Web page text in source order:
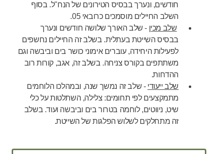
חודשים, ונערך בבסיס הטירונים של הנח"ל. בסוף
השלב החיילים מוסמכים כרובאי 05.
שלב מכין - שלב האורך שלושה חודשים ונערך
בבסיס השייטת בעתלית. בשלב זה החיילים נחשפים
לפעילות היחידה, עוברים אימוני כושר בים וביבשה וגם
משתתפים בקורס צניחה. בשלב זה, אגב, קורות רוב
ההדחות.
שלב ייעודי - שלב זה נמשך שנה, ובמהלכו הלוחמים
מתמקצעים לפי תחומים: צלילה, השתלטות על כלי
שיט, ניווטים, לוחמה בטרור בים וביבשה ועוד. בשלב
זה מתחלקים לשלוש הפלגות של השייטת.